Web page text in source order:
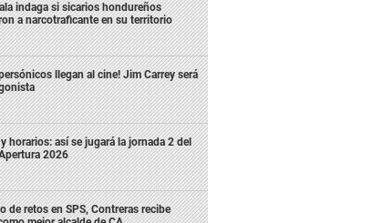
indaga si sicarios hondureños
a narcotraficante en su territorio
llegan al cine! Jim Carrey será
horarios: así se jugará la jornada 2 del
2026
de retos en SPS, Contreras recibe